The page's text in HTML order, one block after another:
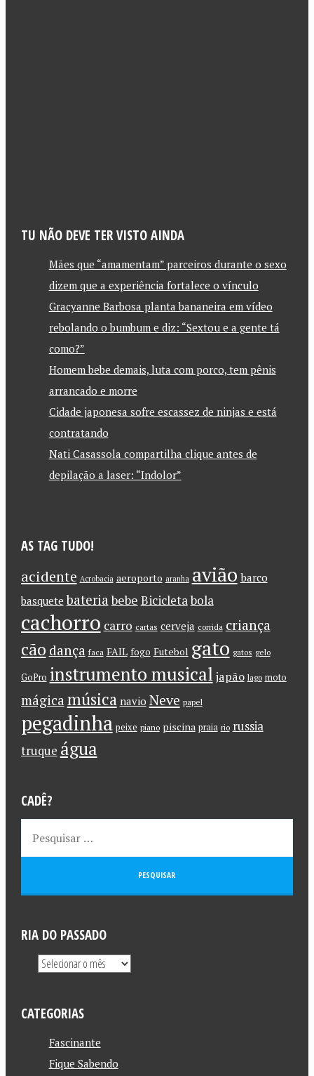
TU NÃO DEVE TER VISTO AINDA
Mães que “amamentam” parceiros durante o sexo
dizem que a experiência fortalece o vínculo
Gracyanne Barbosa planta bananeira em vídeo
rebolando o bumbum e diz: “Sextou e a gente tá
como?”
Homem bebe demais, luta com porco, tem pênis
arrancado e morre
Cidade japonesa sofre escassez de ninjas e está
contratando
Nati Casassola compartilha clique antes de
depilação a laser: “Indolor”
AS TAG TUDO!
acidente Acrobacia aeroporto aranha avião barco
basquete bateriabebe Bicicletabola
cachorro carro cartas cerveja corrida criança
cão dança faca FAIL fogo Futebol gato gatos gelo
GoPro instrumento musical japão lago moto
mágica música navio Neve papel
pegadinha peixe piano piscina praia rio russia
truque água
CADÊ?
RIA DO PASSADO
CATEGORIAS
Fascinante
Fique Sabendo